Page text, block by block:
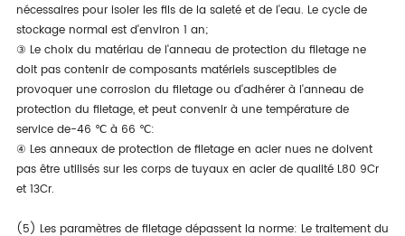
nécessaires pour isoler les fils de la saleté et de l'eau. Le cycle de
stockage normal est d'environ 1 an;
③ Le choix du matériau de l'anneau de protection du filetage ne
doit pas contenir de composants matériels susceptibles de
provoquer une corrosion du filetage ou d'adhérer à l'anneau de
protection du filetage, et peut convenir à une température de
service de-46 ℃ à 66 ℃:
④ Les anneaux de protection de filetage en acier nues ne doivent
pas être utilisés sur les corps de tuyaux en acier de qualité L80 9Cr
et 13Cr.
(5) Les paramètres de filetage dépassent la norme: Le traitement du